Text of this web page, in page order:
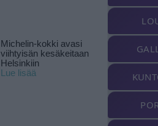
Michelin-kokki avasi
viihtyisän kesäkeitaan
Helsinkiin
Lue lisää